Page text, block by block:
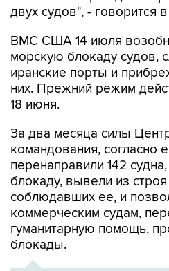
двух судов", - говорится
ВМС США 14 июля
морскую блокаду судов,
иранские порты и
них. Прежний режим
18 июня.
За два месяца силы
командования, согласно
перенаправили 142
блокаду, вывели из
соблюдавших ее, и
коммерческим судам,
гуманитарную помощь,
блокады.